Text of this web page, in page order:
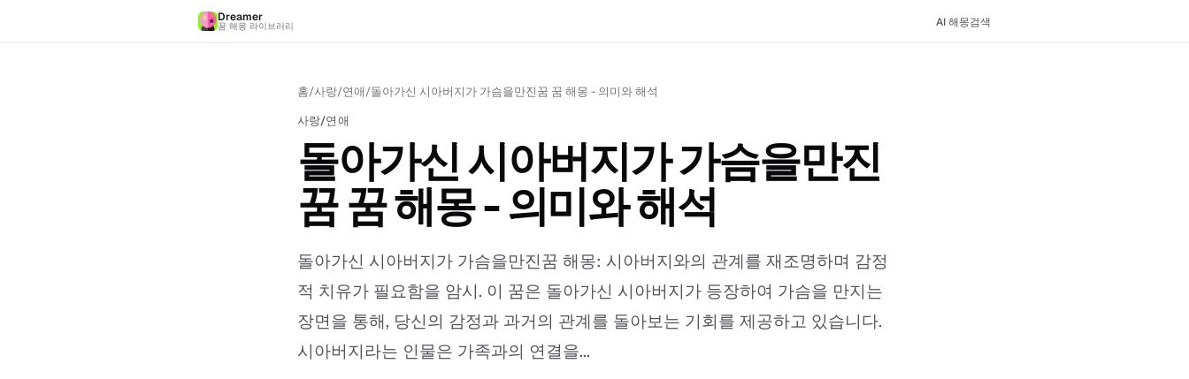
Dreamer
꿈 해몽 라이브러리 AI 해몽검색
홈/사랑/연애/돌아가신 시아버지가 가슴을만진꿈 꿈 해몽 - 의미와 해석
사랑/연애
돌아가신 시아버지가 가슴을만진
꿈 꿈 해몽 - 의미와 해석
돌아가신 시아버지가 가슴을만진꿈 해몽: 시아버지와의 관계를 재조명하며 감정
적 치유가 필요함을 암시. 이 꿈은 돌아가신 시아버지가 등장하여 가슴을 만지는
장면을 통해, 당신의 감정과 과거의 관계를 돌아보는 기회를 제공하고 있습니다.
시아버지라는 인물은 가족과의 연결을...